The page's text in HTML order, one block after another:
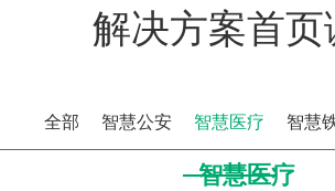
解决方案首页
全部 智慧公安 智慧医疗 智慧
智慧医疗